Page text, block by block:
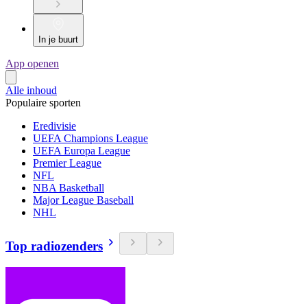
In je buurt
App openen
Alle inhoud
Populaire sporten
Eredivisie
UEFA Champions League
UEFA Europa League
Premier League
NFL
NBA Basketball
Major League Baseball
NHL
Top radiozenders